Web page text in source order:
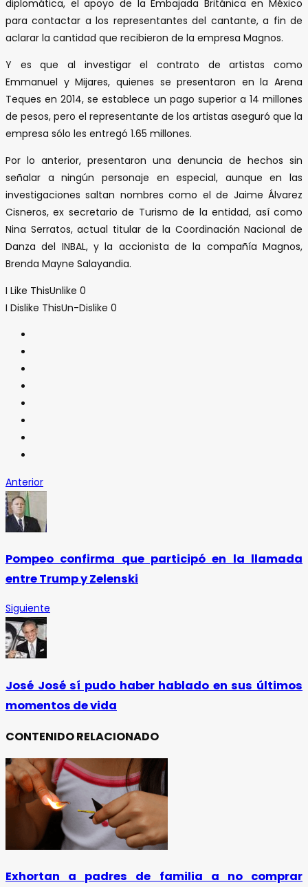
diplomática, el apoyo de la Embajada Británica en México
para contactar a los representantes del cantante, a fin de
aclarar la cantidad que recibieron de la empresa Magnos.
Y es que al investigar el contrato de artistas como
Emmanuel y Mijares, quienes se presentaron en la Arena
Teques en 2014, se establece un pago superior a 14 millones
de pesos, pero el representante de los artistas aseguró que la
empresa sólo les entregó 1.65 millones.
Por lo anterior, presentaron una denuncia de hechos sin
señalar a ningún personaje en especial, aunque en las
investigaciones saltan nombres como el de Jaime Álvarez
Cisneros, ex secretario de Turismo de la entidad, así como
Nina Serratos, actual titular de la Coordinación Nacional de
Danza del INBAL, y la accionista de la compañía Magnos,
Brenda Mayne Salayandia.
I Like ThisUnlike 0
I Dislike ThisUn-Dislike 0
Anterior
Pompeo confirma que participó en la llamada
entre Trump y Zelenski
Siguiente
José José sí pudo haber hablado en sus últimos
momentos de vida
CONTENIDO RELACIONADO
Exhortan a padres de familia a no comprar